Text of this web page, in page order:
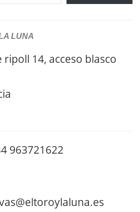
LUNA
14, acceso blasco
963721622